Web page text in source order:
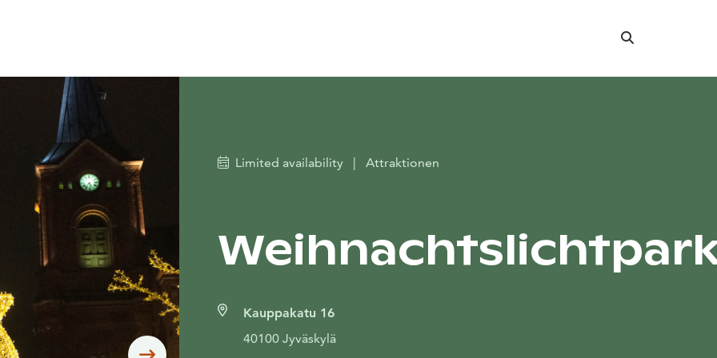
Suche
Siirry seuraavaan
Limited availability | Attraktionen
Kauppakatu 16
40100 Jyväskylä